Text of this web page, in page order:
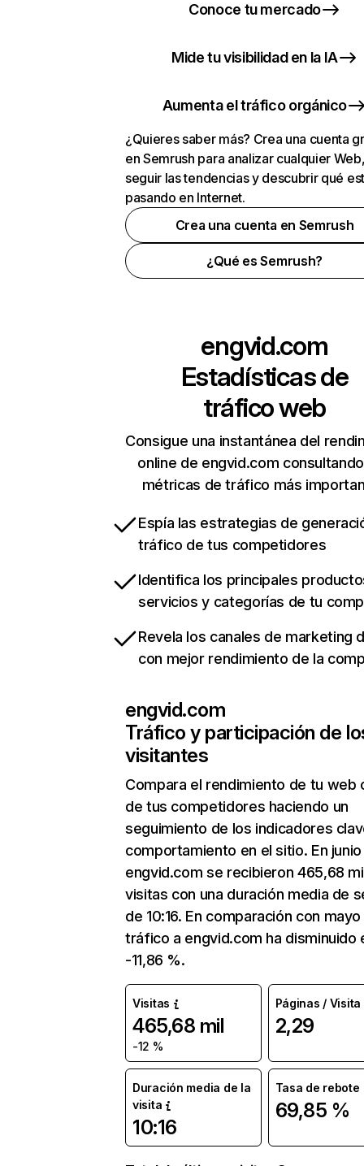
Conoce tu mercado
Mide tu visibilidad en la IA
Aumenta el tráfico orgánico
¿Quieres saber más? Crea una cuenta
en Semrush para analizar cualquier
seguir las tendencias y descubrir qué
pasando en Internet.
Crea una cuenta en Semrush
¿Qué es Semrush?
engvid.com
Estadísticas de
tráfico web
Consigue una instantánea del
online de engvid.com
métricas de tráfico más
Espía las estrategias de
tráfico de tus competidores
Identifica los principales
servicios y categorías de tu
Revela los canales de marketing
con mejor rendimiento de la
engvid.com
Tráfico y participación de
visitantes
Compara el rendimiento de tu web
de tus competidores haciendo un
seguimiento de los indicadores
comportamiento en el sitio. En junio
engvid.com se recibieron 465,68
visitas con una duración media de
de 10:16. En comparación con mayo
tráfico a engvid.com ha disminuido
-11,86 %.
Visitas
465,68 mil
-12 %
Páginas / Visita
2,29
Duración media de la
visita
10:16
Tasa de rebote
69,85 %